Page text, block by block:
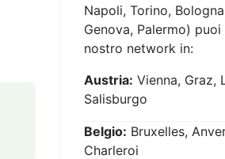
Napoli, Torino,
Genova, Palermo)
nostro network in:
Austria: Vienna, Graz,
Salisburgo
Belgio: Bruxelles,
Charleroi